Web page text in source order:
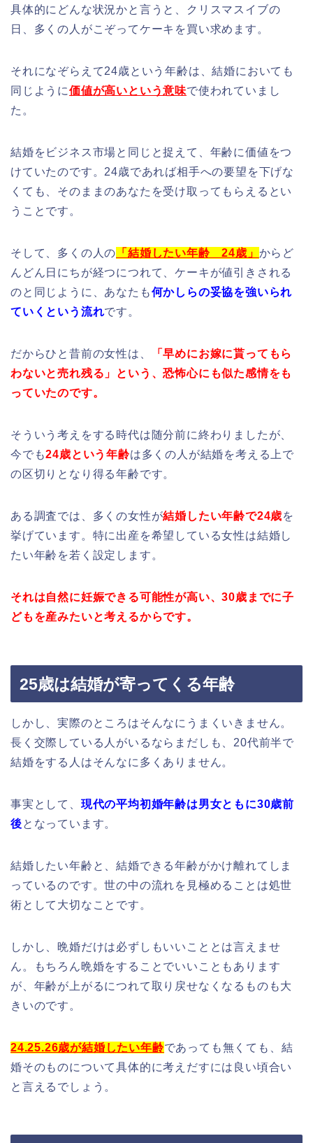
具体的にどんな状況かと言うと、クリスマスイブの
日、多くの人がこぞってケーキを買い求めます。
それになぞらえて24歳という年齢は、結婚においても
同じように価値が高いという意味で使われていまし
た。
結婚をビジネス市場と同じと捉えて、年齢に価値をつ
けていたのです。24歳であれば相手への要望を下げな
くても、そのままのあなたを受け取ってもらえるとい
うことです。
そして、多くの人の 「結婚したい年齢 24歳」 からど
んどん日にちが経つにつれて、ケーキが値引きされる
のと同じように、あなたも何かしらの妥協を強いられ
ていくという流れです。
だからひと昔前の女性は、
「早めにお嫁に貰ってもら
わないと売れ残る」という、恐怖心にも似た感情をも
っていたのです。
そういう考えをする時代は随分前に終わりましたが、
今でも24歳という年齢は多くの人が結婚を考える上で
の区切りとなり得る年齢です。
ある調査では、多くの女性が結婚したい年齢で24歳を
挙げています。特に出産を希望している女性は結婚し
たい年齢を若く設定します。
それは自然に妊娠できる可能性が高い、30歳までに子
どもを産みたいと考えるからです。
25歳は結婚が寄ってくる年齢
しかし、実際のところはそんなにうまくいきません。
長く交際している人がいるならまだしも、20代前半で
結婚をする人はそんなに多くありません。
事実として、 現代の平均初婚年齢は男女ともに30歳前
後となっています。
結婚したい年齢と、結婚できる年齢がかけ離れてしま
っているのです。世の中の流れを見極めることは処世
術として大切なことです。
しかし、晩婚だけは必ずしもいいこととは言えませ
ん。もちろん晩婚をすることでいいこともあります
が、年齢が上がるにつれて取り戻せなくなるものも大
きいのです。
24.25.26歳が結婚したい年齢であっても無くても、結
婚そのものについて具体的に考えだすには良い頃合い
と言えるでしょう。